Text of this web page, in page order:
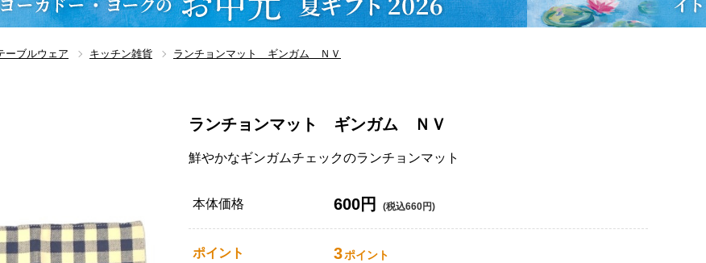
ーブルウェア キッチン雑貨 ランチョンマット ギンガム ＮＶ
ランチョンマット ギンガム ＮＶ
鮮やかなギンガムチェックのランチョンマット
本体価格 600円 (税込660円)
ポイント 3ポイント